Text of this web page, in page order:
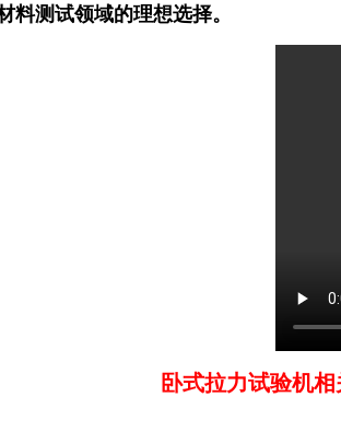
料测试领域的理想选择。
卧式拉力试验机相